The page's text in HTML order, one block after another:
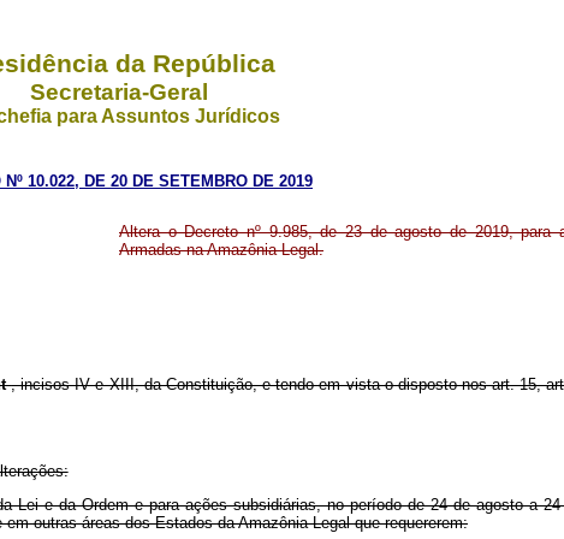
da República
Secretaria-Geral
para Assuntos Jurídicos
Nº 10.022, DE 20 DE SETEMBRO DE 2019
Altera o Decreto nº 9.985, de 23 de agosto de 2019, para
Armadas na Amazônia Legal.
, incisos IV e XIII, da Constituição, e tendo em vista o disposto nos art. 15,
e da Ordem e para ações subsidiárias, no período de 24 de agosto a
outras áreas dos Estados da Amazônia Legal que requererem: